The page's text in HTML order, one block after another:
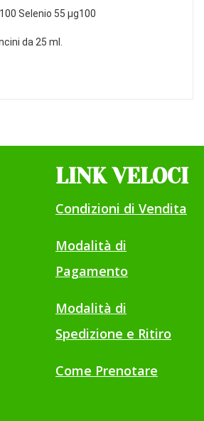
Selenio 55 µg100
da 25 ml.
LINK VELOCI
Condizioni di Vendita
Modalità di
Pagamento
Modalità di
Spedizione e Ritiro
Come Prenotare